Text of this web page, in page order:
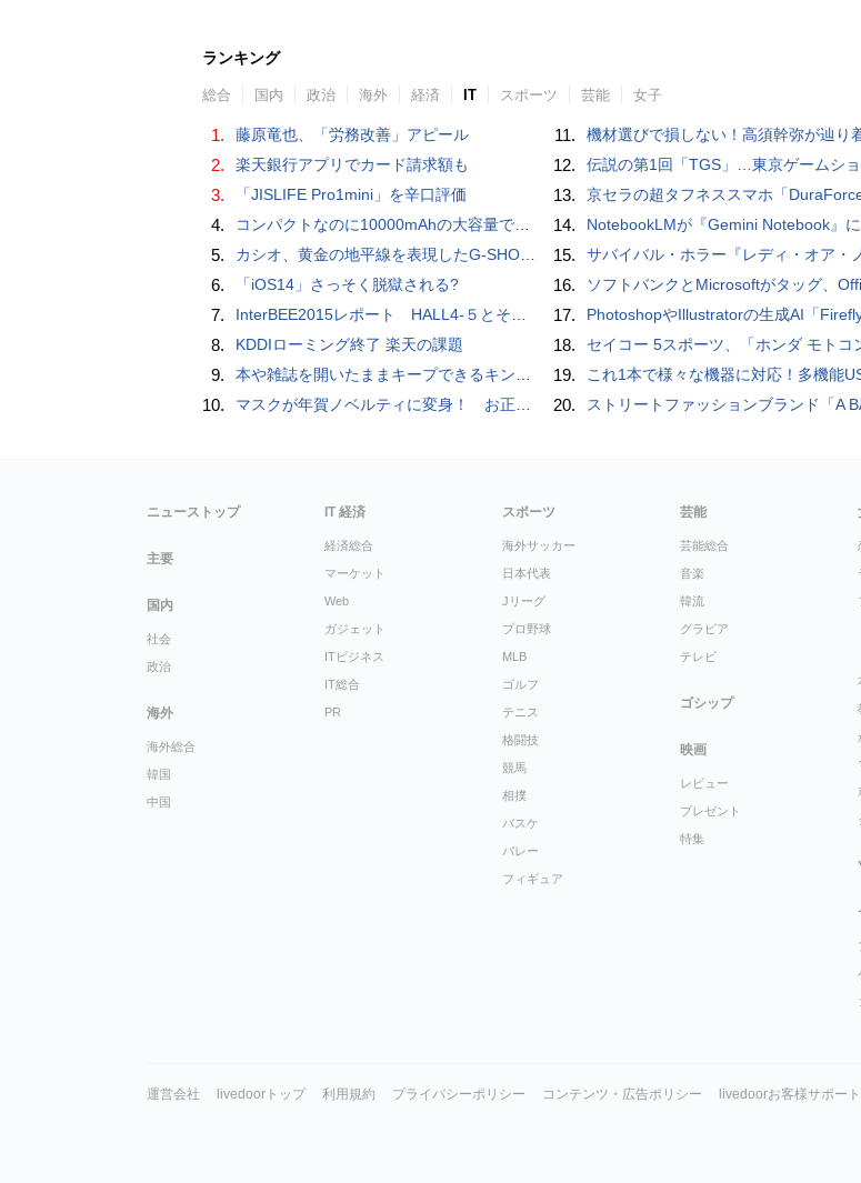
ランキング
総合 国内 政治 海外 経済 IT スポーツ 芸能 女子
1. 藤原竜也、「労務改善」アピール
2. 楽天銀行アプリでカード請求額も
3. 「JISLIFE Pro1mini」を辛口評価
4. コンパクトなのに10000mAhの大容量で最大3台のデバイスを同時充電できる半固体モバイルバッテリー「SMARTCOBY Pro SLIM SS」レビュー
5. カシオ、黄金の地平線を表現したG-SHOCK「MASTER IN HORIZON GOLD」3モデル
6. 「iOS14」さっそく脱獄される?
7. InterBEE2015レポート HALL4-５とその他
8. KDDIローミング終了 楽天の課題
9. 本や雑誌を開いたままキープできるキングジムのブッククリップ「ツイップ」レビュー、 伸縮してA6～B5判に対応
10. マスクが年賀ノベルティに変身！ お正月特別パッケージの注文受付開始
11. 機材選びで損しない！高須幹弥が辿り着いた「大当り」の神マイクと
12. 伝説の第1回「TGS」…東京ゲームショウ&#039;96と、当時のベストゲーム10本：レトロゲーム浪漫街道
13. 京セラの超タフネススマホ「DuraForce PRO 2」はアクションカムとしても優
14. NotebookLMが『Gemini Notebook』に大リニューアル！自らコードを書いてデータ分析もできる、Gemini連携＆全機能を完全解説！
15. サバイバル・ホラー『レディ・オア・ノット 2』の新本編映像、【バスタイム編】が公
16. ソフトバンクとMicrosoftがタッグ、Officeツール「Teams」に03電話を
17. PhotoshopやIllustratorの生成AI「Firefly」がクレジット制を導入し有料プランでも画像生成枚数が制限されるよう
18. セイコー 5スポーツ、「ホンダ モトコンポ」とのコラボレーション限定モデル / スタミナ満点の「鉄板ワイルドからテキ定食」【まとめ
19. これ1本で様々な機器に対応！多機能USB充電ケーブル「10in1オクトパスケーブル」【カリスマ店長の一押
20. ストリートファッションブランド「A BATHING APE」とコラボしたノートPC「ASUS Vivobook S 15 OLED BAPE Edition K5504VA」を紹介【レビ
ニューストップ
主要
国内
社会
政治
海外
海外総合
韓国
中国
IT 経済
経済総合
マーケット
Web
ガジェット
ITビジネス
IT総合
PR
スポーツ
海外サッカー
日本代表
Jリーグ
プロ野球
MLB
ゴルフ
テニス
格闘技
競馬
相撲
バスケ
バレー
フィギュア
芸能
芸能総合
音楽
韓流
グラビア
テレビ
ゴシップ
映画
レビュー
プレゼント
特集
運営会社 livedoorトップ 利用規約 プライバシーポリシー コンテンツ・広告ポリシー livedoorお客様サポー